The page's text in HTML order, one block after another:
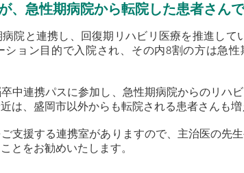
、急性期病院から転院した患者さんで
院と連携し、回復期リハビリ医療を推進して
ション目的で入院され、その内8割の方は急
中連携パスに参加し、急性期病院からのリハ
は、盛岡市以外からも転院される患者さんも増
支援する連携室がありますので、主治医の先
とをお勧めいたします。